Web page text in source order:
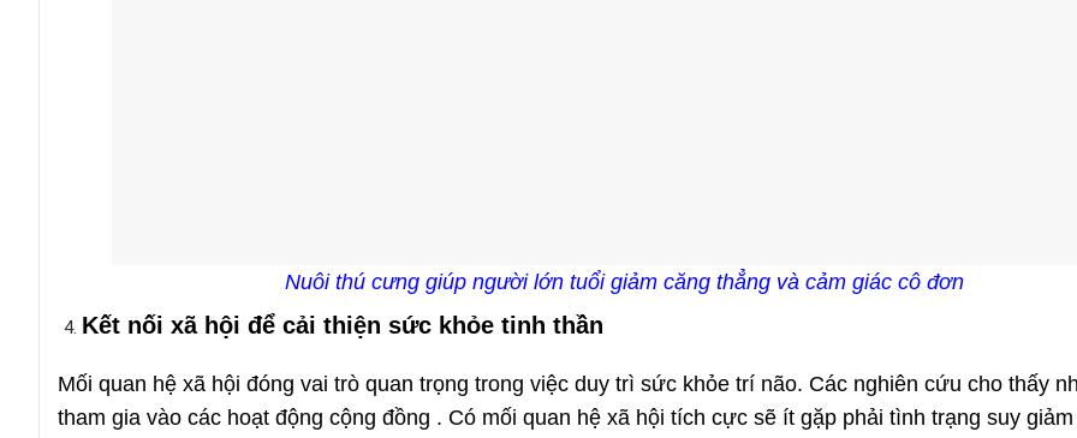
Nuôi thú cưng giúp người lớn tuổi giảm căng thẳng và cảm giác cô đơn
Kết nối xã hội để cải thiện sức khỏe tinh thần
Mối quan hệ xã hội đóng vai trò quan trọng trong việc duy trì sức khỏe trí não. Các nghiên cứu cho thấy
tham gia vào các hoạt động cộng đồng . Có mối quan hệ xã hội tích cực sẽ ít gặp phải tình trạng suy